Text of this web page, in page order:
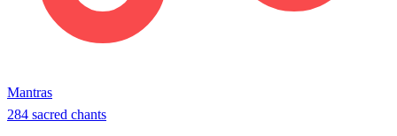
Mantras
284 sacred chants